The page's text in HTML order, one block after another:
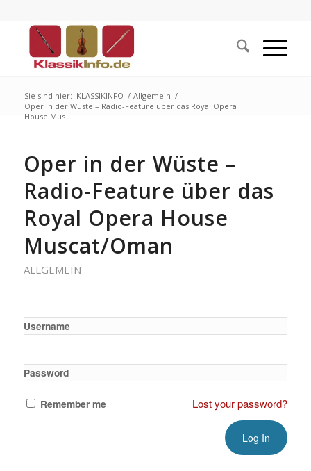
Sie sind hier: KLASSIKINFO / Allgemein /
Oper in der Wüste – Radio-Feature über das Royal Opera
House Mus...
Oper in der Wüste –
Radio-Feature über das
Royal Opera House
Muscat/Oman
ALLGEMEIN
Username
Password
Remember me Lost your password?